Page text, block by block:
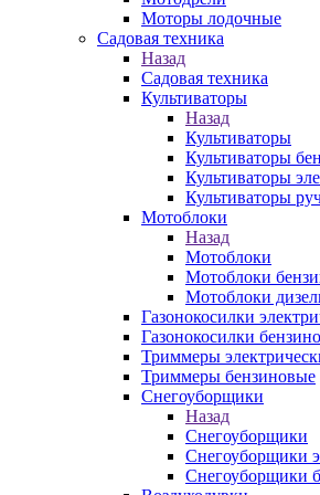
Моторы лодочные
Садовая техника
Назад
Садовая техника
Культиваторы
Назад
Культиваторы
Культиваторы
Культиваторы
Культиваторы
Мотоблоки
Назад
Мотоблоки
Мотоблоки
Мотоблоки
Газонокосилки
Газонокосилки
Триммеры
Триммеры бензиновые
Снегоуборщики
Назад
Снегоуборщики
Снегоуборщики
Снегоуборщики